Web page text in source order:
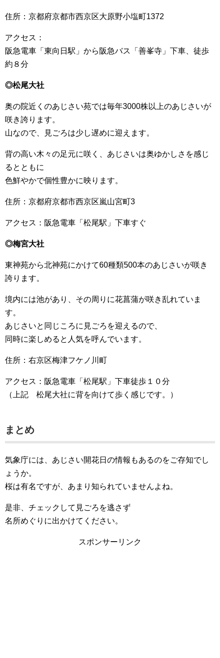
住所：京都府京都市西京区大原野小塩町1372
アクセス：
阪急電車「東向日駅」から阪急バス「善峯寺」下車、徒歩
約８分
◎松尾大社
奥の院近くのあじさい苑では毎年3000株以上のあじさいが
咲き誇ります。
山なので、見ごろは少し遅めに迎えます。
背の高い木々の足元に咲く、あじさいは奥ゆかしさを感じ
るとともに
色鮮やかで個性豊かに映ります。
住所：京都府京都市西京区嵐山宮町3
アクセス：阪急電車「松尾駅」下車すぐ
◎梅宮大社
東神苑から北神苑にかけて60種類500本のあじさいが咲き
誇ります。
境内には池があり、その周りに花菖蒲が咲き乱れていま
す。
あじさいと同じころに見ごろを迎えるので、
同時に楽しめると人気を呼んでいます。
住所：右京区梅津フケノ川町
アクセス：阪急電車「松尾駅」下車徒歩１０分
（上記 松尾大社に背を向けて歩く感じです。）
まとめ
気象庁には、あじさい開花日の情報もあるのをご存知でし
ょうか。
桜は有名ですが、あまり知られていませんよね。
是非、チェックして見ごろを逃さず
名所めぐりに出かけてください。
スポンサーリンク